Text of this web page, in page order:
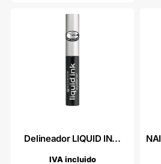
Delineador LIQUID IN...
IVA incluido